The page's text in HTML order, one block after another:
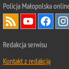
Policja Małopolska
Redakcja serwisu
Kontakt z redakcją